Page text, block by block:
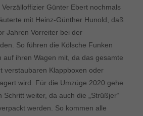
Günter Ebert nochmals
mit Heinz-Günther Hunold, daß
Jahren Vorreiter bei der
So führen die Kölsche Funken
auf ihren Wagen mit, da das gesamte
verstaubaren Klappboxen oder
wird. Für die Umzüge 2020 gehe
Schritt weiter, da auch die „Strüßjer“
werden. So kommen alle